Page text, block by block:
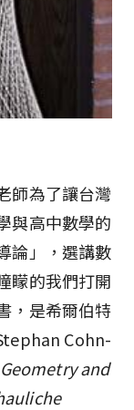
師為了讓台灣
與高中數學的
論」，選講數
矇的我們打開
，是希爾伯特
Cohn-
Geometry and